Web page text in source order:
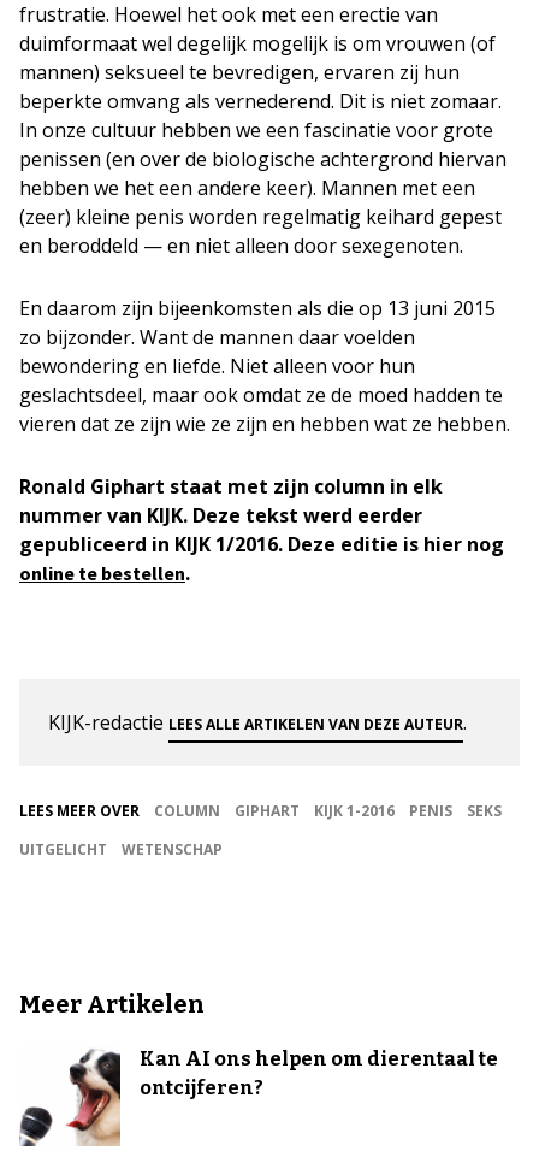
frustratie. Hoewel het ook met een erectie van
duimformaat wel degelijk mogelijk is om vrouwen (of
mannen) seksueel te bevredigen, ervaren zij hun
beperkte omvang als vernederend. Dit is niet zomaar.
In onze cultuur hebben we een fascinatie voor grote
penissen (en over de biologische achtergrond hiervan
hebben we het een andere keer). Mannen met een
(zeer) kleine penis worden regelmatig keihard gepest
en beroddeld — en niet alleen door sexegenoten.
En daarom zijn bijeenkomsten als die op 13 juni 2015
zo bijzonder. Want de mannen daar voelden
bewondering en liefde. Niet alleen voor hun
geslachtsdeel, maar ook omdat ze de moed hadden te
vieren dat ze zijn wie ze zijn en hebben wat ze hebben.
Ronald Giphart staat met zijn column in elk
nummer van KIJK. Deze tekst werd eerder
gepubliceerd in KIJK 1/2016. Deze editie is hier nog
online te bestellen.
KIJK-redactie LEES ALLE ARTIKELEN VAN DEZE AUTEUR.
LEES MEER OVER COLUMN GIPHART KIJK 1-2016 PENIS
SEKS
UITGELICHT
WETENSCHAP
Meer Artikelen
Kan AI ons helpen om dierentaal te
ontcijferen?